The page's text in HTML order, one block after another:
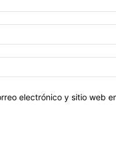
electrónico y sitio web